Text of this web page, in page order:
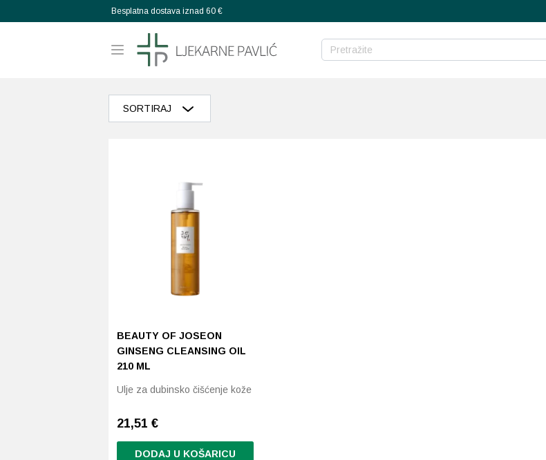
Besplatna dostava iznad 60 €
SORTIRAJ
Razvrstaj po prosječnoj ocjeni
Poredaj od zadnjeg
Razvrstaj po cijeni: manje do veće
Razvrstaj po cijeni: veće do manje
Poredaj po abecedi: A-Z
BEAUTY OF JOSEON
GINSENG CLEANSING OIL
210 ML
Ulje za dubinsko čišćenje kože
21,51 €
DODAJ U KOŠARICU